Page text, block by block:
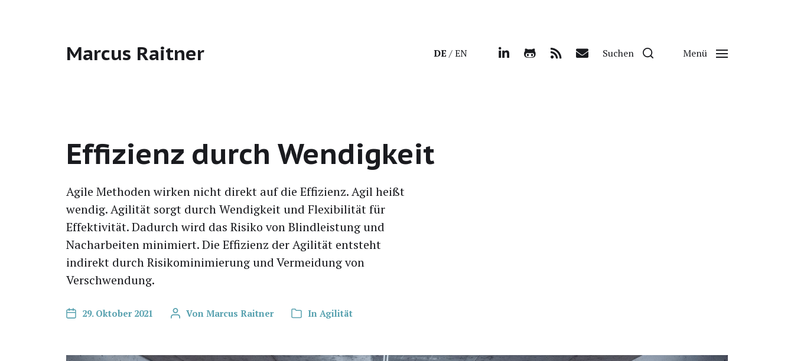
Marcus Raitner DE EN Suchen Menü
Effizienz durch Wendigkeit
Agi­le Metho­den wir­ken nicht direkt auf die Effi­zi­enz. Agil heißt
wen­dig. Agi­li­tät sorgt durch Wen­dig­keit und Fle­xi­bi­li­tät für
Effek­ti­vi­tät. Dadurch wird das Risi­ko von Blind­leis­tung und
Nach­ar­bei­ten mini­miert. Die Effi­zi­enz der Agi­li­tät ent­steht
indi­rekt durch Risi­ko­mi­ni­mie­rung und Ver­mei­dung von
Verschwendung.
29. Oktober 2021 Von Marcus Raitner In Agilität